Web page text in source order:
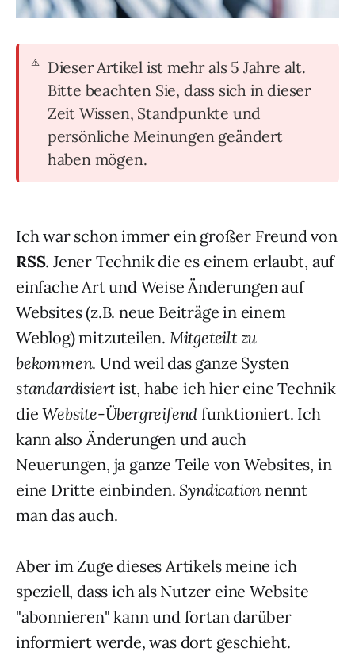
Dieser Artikel ist mehr als 5 Jahre alt.
Bitte beachten Sie, dass sich in dieser
Zeit Wissen, Standpunkte und
persönliche Meinungen geändert
haben mögen.
Ich war schon immer ein großer Freund von
RSS. Jener Technik die es einem erlaubt, auf
einfache Art und Weise Änderungen auf
Websites (z.B. neue Beiträge in einem
Weblog) mitzuteilen. Mitgeteilt zu
bekommen. Und weil das ganze Systen
standardisiert ist, habe ich hier eine Technik
dieWebsite-Übergreifend funktioniert. Ich
kann also Änderungen und auch
Neuerungen, ja ganze Teile von Websites, in
eine Dritte einbinden. Syndication nennt
man das auch.
Aber im Zuge dieses Artikels meine ich
speziell, dass ich als Nutzer eine Website
"abonnieren" kann und fortan darüber
informiert werde, was dort geschieht.